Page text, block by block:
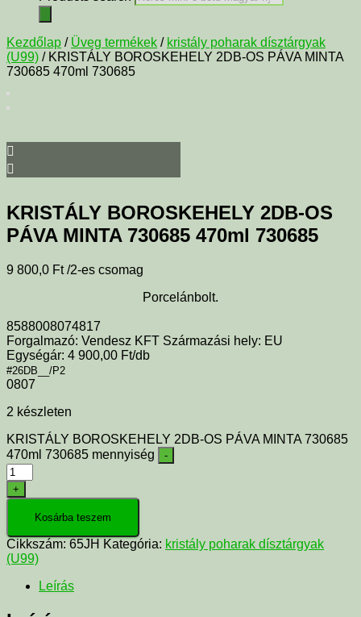
Kezdőlap / Üveg termékek / kristály poharak dísztárgyak
(U99) / KRISTÁLY BOROSKEHELY 2DB-OS PÁVA MINTA
730685 470ml 730685
KRISTÁLY BOROSKEHELY 2DB-OS
PÁVA MINTA 730685 470ml 730685
9 800,0 Ft /2-es csomag
Porcelánbolt.
8588008074817
Forgalmazó: Vendesz KFT Származási hely: EU
Egységár: 4 900,00 Ft/db
#26DB__/P2
0807
2 készleten
KRISTÁLY BOROSKEHELY 2DB-OS PÁVA MINTA 730685
470ml 730685 mennyiség
-
+
Kosárba teszem
Cikkszám: 65JH Kategória: kristály poharak dísztárgyak
(U99)
Leírás